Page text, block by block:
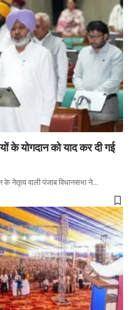
के योगदान को याद कर दी गई
नेतृत्व वाली पंजाब विधानसभा ने…